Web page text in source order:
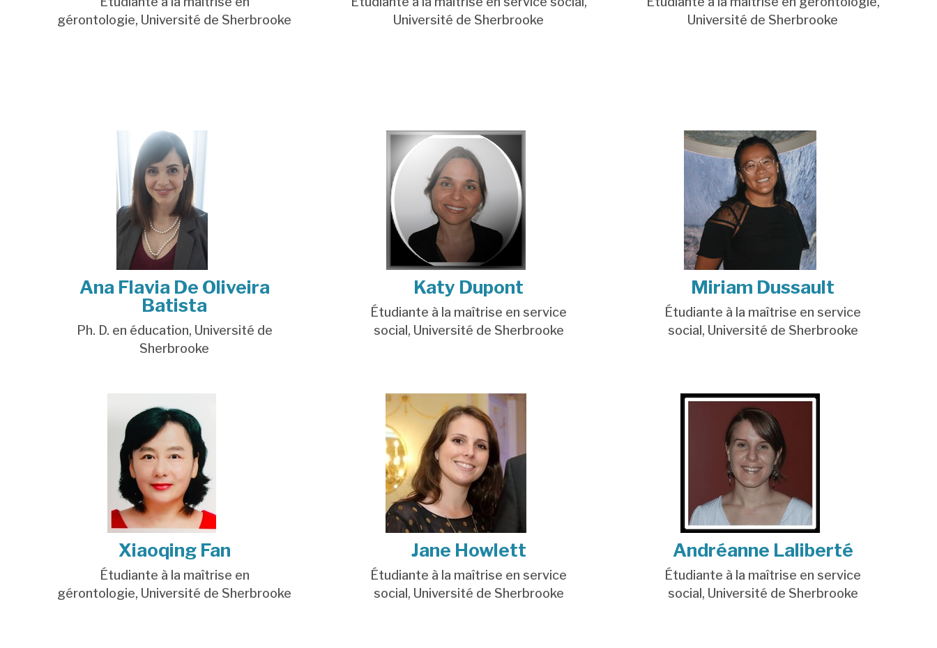
gérontologie, Université de Sherbrooke
Université de Sherbrooke
Université de Sherbrooke
Ana Flavia De Oliveira
Batista
Ph. D. en éducation, Université de
Sherbrooke
Katy Dupont
Étudiante à la maîtrise en service
social, Université de Sherbrooke
Miriam Dussault
Étudiante à la maîtrise en service
social, Université de Sherbrooke
Xiaoqing Fan
Étudiante à la maîtrise en
gérontologie, Université de Sherbrooke
Jane Howlett
Étudiante à la maîtrise en service
social, Université de Sherbrooke
Andréanne Laliberté
Étudiante à la maîtrise en service
social, Université de Sherbrooke